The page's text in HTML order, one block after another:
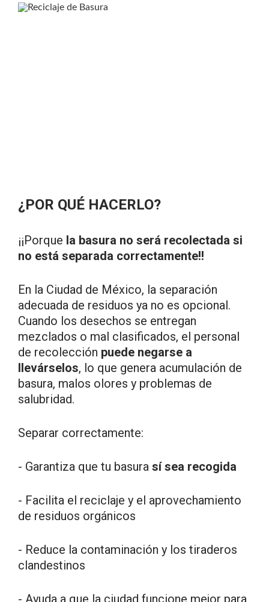
¿POR QUÉ HACERLO?
¡¡Porque la basura no será recolectada si
no está separada correctamente!!
En la Ciudad de México, la separación
adecuada de residuos ya no es opcional.
Cuando los desechos se entregan
mezclados o mal clasificados, el personal
de recolección puede negarse a
llevárselos, lo que genera acumulación de
basura, malos olores y problemas de
salubridad.
Separar correctamente:
- Garantiza que tu basura sí sea recogida
- Facilita el reciclaje y el aprovechamiento
de residuos orgánicos
- Reduce la contaminación y los tiraderos
clandestinos
- Ayuda a que la ciudad funcione mejor para